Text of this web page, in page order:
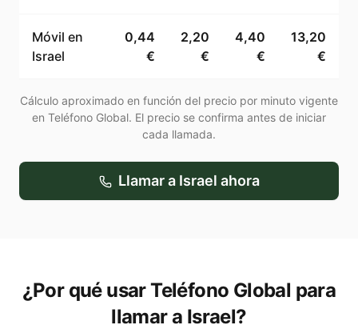
Móvil en
Israel
0,44
€
2,20
€
4,40
€
13,20
€
Cálculo aproximado en función del precio por minuto vigente
en Teléfono Global. El precio se confirma antes de iniciar
cada llamada.
Llamar a Israel ahora
¿Por qué usar Teléfono Global para
llamar a Israel?